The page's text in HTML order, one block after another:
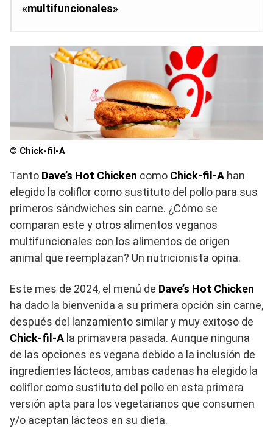
«multifuncionales»
© Chick-fil-A
Tanto Dave’s Hot Chicken como Chick-fil-A han
elegido la coliflor como sustituto del pollo para sus
primeros sándwiches sin carne. ¿Cómo se
comparan este y otros alimentos veganos
multifuncionales con los alimentos de origen
animal que reemplazan? Un nutricionista opina.
Este mes de 2024, el menú de Dave’s Hot Chicken
ha dado la bienvenida a su primera opción sin carne,
después del lanzamiento similar y muy exitoso de
Chick-fil-A la primavera pasada. Aunque ninguna
de las opciones es vegana debido a la inclusión de
ingredientes lácteos, ambas cadenas ha elegido la
coliflor como sustituto del pollo en esta primera
versión apta para los vegetarianos que consumen
y/o aceptan lácteos en su dieta.